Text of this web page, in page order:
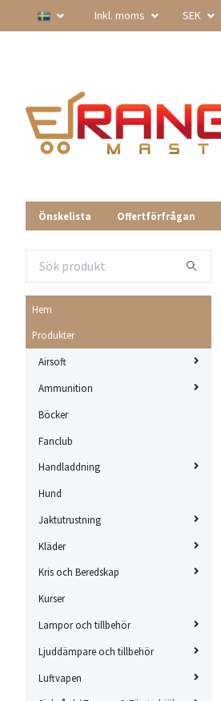
Inkl. moms SEK
Önskelista Offertförfrågan
Hem
Produkter
Airsoft
Ammunition
Böcker
Fanclub
Handladdning
Hund
Jaktutrustning
Kläder
Kris och Beredskap
Kurser
Lampor och tillbehör
Ljuddämpare och tillbehör
Luftvapen